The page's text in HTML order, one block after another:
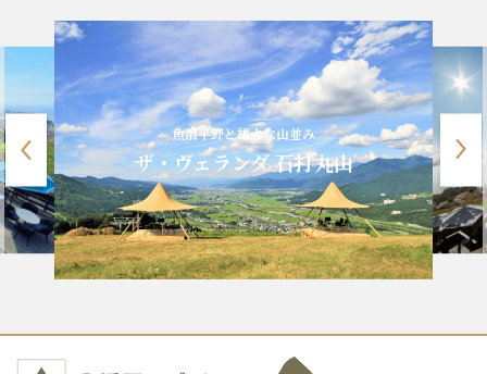
魚沼平野と雄大な山並み
ザ・ヴェランダ 石打丸山